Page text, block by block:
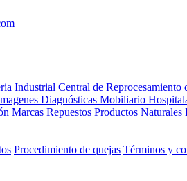
Industrial Central de Reprocesamiento
Diagnósticas Mobiliario
Marcas Repuestos Productos Naturales
Procedimiento de quejas Términos y